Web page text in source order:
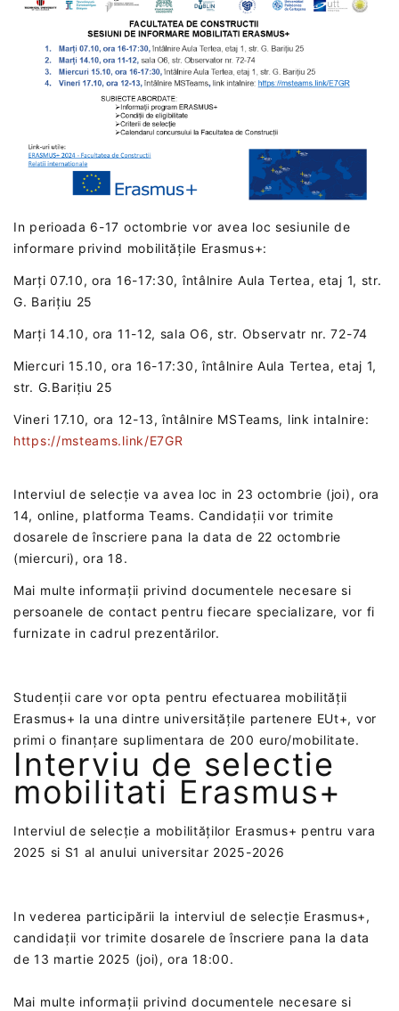
In perioada 6-17 octombrie vor avea loc sesiunile de
informare privind mobilitățile Erasmus+:
Marți 07.10, ora 16-17:30, întâlnire Aula Tertea, etaj 1, str.
G. Barițiu 25
Marți 14.10, ora 11-12, sala O6, str. Observatr nr. 72-74
Miercuri 15.10, ora 16-17:30, întâlnire Aula Tertea, etaj 1,
str. G.Barițiu 25
Vineri 17.10, ora 12-13, întâlnire MSTeams, link intalnire:
https://msteams.link/E7GR
Interviul de selecție va avea loc in 23 octombrie (joi), ora
14, online, platforma Teams. Candidații vor trimite
dosarele de înscriere pana la data de 22 octombrie
(miercuri), ora 18.
Mai multe informații privind documentele necesare si
persoanele de contact pentru fiecare specializare, vor fi
furnizate in cadrul prezentărilor.
Studenții care vor opta pentru efectuarea mobilității
Erasmus+ la una dintre universitățile partenere EUt+, vor
primi o finanțare suplimentara de 200 euro/mobilitate.
Interviu de selectie
mobilitati Erasmus+
Interviul de selecție a mobilităților Erasmus+ pentru vara
2025 si S1 al anului universitar 2025-2026
In vederea participării la interviul de selecție Erasmus+,
candidații vor trimite dosarele de înscriere pana la data
de 13 martie 2025 (joi), ora 18:00‎.
Mai multe informații privind documentele necesare si